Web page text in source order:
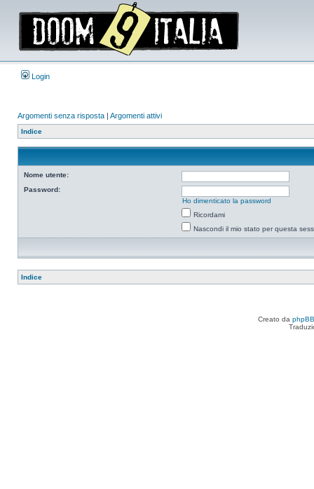
Login
Argomenti senza risposta | Argomenti attivi
Indice
Nome utente:
Password:
Ho dimenticato la password
Ricordami
Nascondi il mio stato per questa
Indice
Creato da phpBB